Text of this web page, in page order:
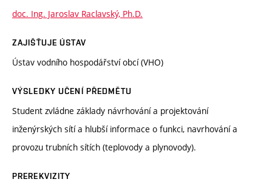
doc. Ing. Jaroslav Raclavský, Ph.D.
ZAJIŠŤUJE ÚSTAV
Ústav vodního hospodářství obcí (VHO)
VÝSLEDKY UČENÍ PŘEDMĚTU
Student zvládne základy návrhování a projektování
inženýrských sítí a hlubší informace o funkci, navrhování a
provozu trubních sítích (teplovody a plynovody).
PREREKVIZITY